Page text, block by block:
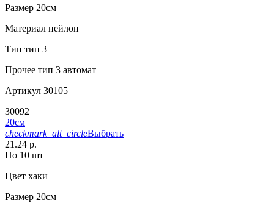
Размер 20см
Материал нейлон
Тип тип 3
Прочее тип 3 автомат
Артикул 30105
30092
20см
checkmark_alt_circleВыбрать
21.24 р.
По 10 шт
Цвет хаки
Размер 20см